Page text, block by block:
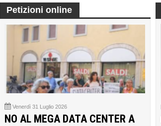
Petizioni online
Venerdì 31 Luglio 2026
NO AL MEGA DATA CENTER A